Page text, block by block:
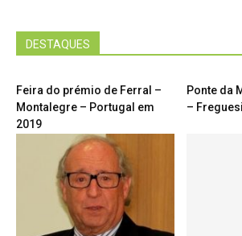
DESTAQUES
Feira do prémio de Ferral –
Montalegre – Portugal em
2019
Ponte da
–